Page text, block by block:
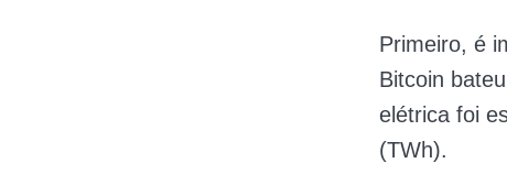
Primeiro, é
Bitcoin
elétrica foi
(TWh).